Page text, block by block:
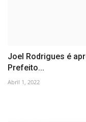
Joel Rodrigues é
Prefeito...
Abril 1, 2022